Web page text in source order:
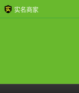
实名商家